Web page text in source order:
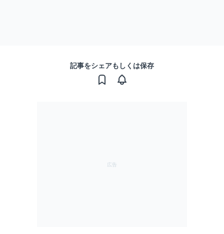
記事をシェアもしくは保存